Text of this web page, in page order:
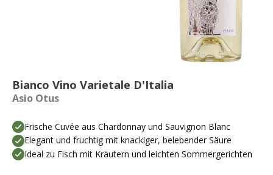
Bianco Vino Varietale D'Italia
Asio Otus
Frische Cuvée aus Chardonnay und Sauvignon Blanc
Elegant und fruchtig mit knackiger, belebender Säure
Ideal zu Fisch mit Kräutern und leichten Sommergerichten